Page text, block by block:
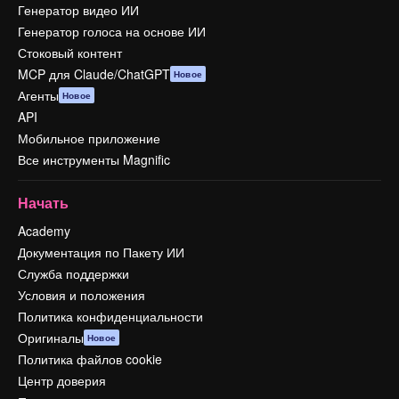
Генератор видео ИИ
Генератор голоса на основе ИИ
Стоковый контент
MCP для Claude/ChatGPT Новое
Агенты Новое
API
Мобильное приложение
Все инструменты Magnific
Начать
Academy
Документация по Пакету ИИ
Служба поддержки
Условия и положения
Политика конфиденциальности
Оригиналы Новое
Политика файлов cookie
Центр доверия